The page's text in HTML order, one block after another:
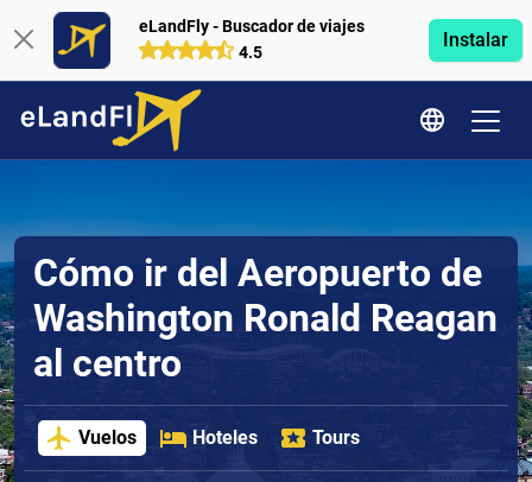
eLandFly - Buscador de viajes
4.5
Instalar
Cómo ir del Aeropuerto de
Washington Ronald Reagan
al centro
Vuelos Hoteles Tours